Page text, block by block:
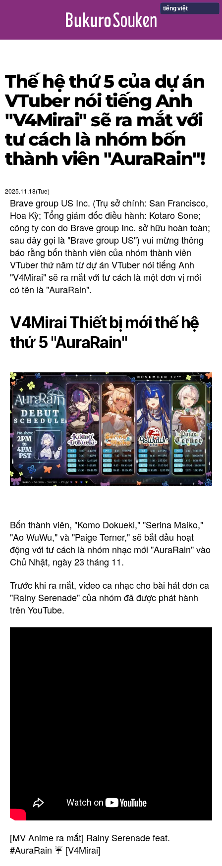
tiếng việt
Thế hệ thứ 5 của dự án
VTuber nói tiếng Anh
"V4Mirai" sẽ ra mắt với
tư cách là nhóm bốn
thành viên "AuraRain"!
2025.11.18(Tue)
Brave group US Inc. (Trụ sở chính: San Francisco,
Hoa Kỳ; Tổng giám đốc điều hành: Kotaro Sone;
công ty con do Brave group Inc. sở hữu hoàn toàn;
sau đây gọi là "Brave group US") vui mừng thông
báo rằng bốn thành viên của nhóm thành viên
VTuber thứ năm từ dự án VTuber nói tiếng Anh
"V4Mirai" sẽ ra mắt với tư cách là một đơn vị mới
có tên là "AuraRain".
V4Mirai Thiết bị mới thế hệ
thứ 5 "AuraRain"
Bốn thành viên, "Komo Dokueki," "Serina Maiko,"
"Ao WuWu," và "Paige Terner," sẽ bắt đầu hoạt
động với tư cách là nhóm nhạc mới "AuraRain" vào
Chủ Nhật, ngày 23 tháng 11.
Trước khi ra mắt, video ca nhạc cho bài hát đơn ca
"Rainy Serenade" của nhóm đã được phát hành
trên YouTube.
[MV Anime ra mắt] Rainy Serenade feat.
#AuraRain ☔ [V4Mirai]